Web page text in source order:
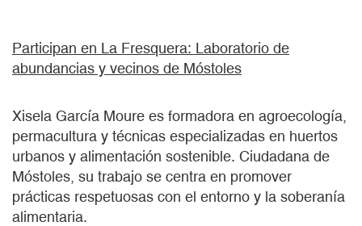
Participan en La Fresquera: Laboratorio de
abundancias y vecinos de Móstoles
Xisela García Moure es formadora en agroecología,
permacultura y técnicas especializadas en huertos
urbanos y alimentación sostenible. Ciudadana de
Móstoles, su trabajo se centra en promover
prácticas respetuosas con el entorno y la soberanía
alimentaria.